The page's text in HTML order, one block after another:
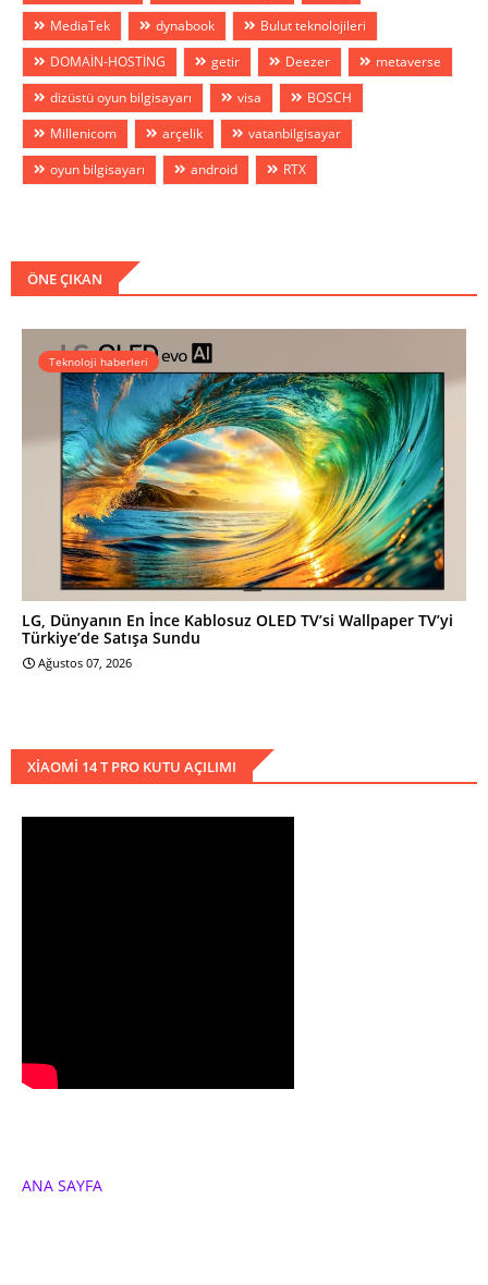
MediaTek
dynabook
Bulut teknolojileri
DOMAİN-HOSTİNG
getir Deezer
metaverse
dizüstü oyun bilgisayarı
visa
BOSCH
Millenicom
arçelik
vatanbilgisayar
oyun bilgisayarı
android RTX
ÖNE ÇIKAN
Teknoloji haberleri
LG, Dünyanın En İnce Kablosuz OLED TV’si Wallpaper TV’yi
Türkiye’de Satışa Sundu
Ağustos 07, 2026
XIAOMI 14 T PRO KUTU AÇILIMI
ANA SAYFA